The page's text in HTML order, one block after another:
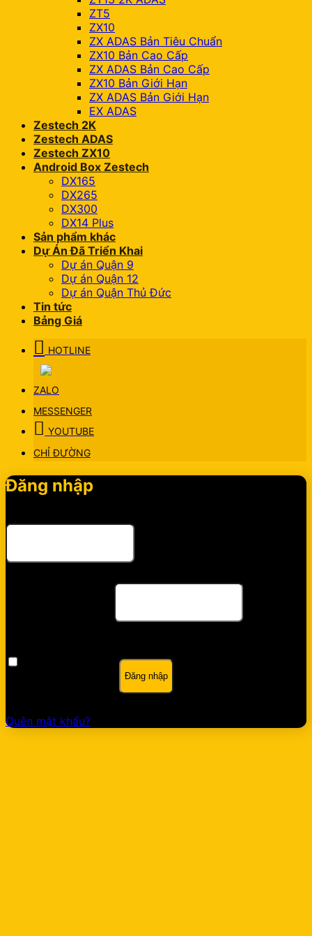
ZT5
ZX10
ZX ADAS Bản Tiêu Chuẩn
ZX10 Bản Cao Cấp
ZX ADAS Bản Cao Cấp
ZX10 Bản Giới Hạn
ZX ADAS Bản Giới Hạn
EX ADAS
Zestech 2K
Zestech ADAS
Zestech ZX10
Android Box Zestech
DX165
DX265
DX300
DX14 Plus
Sản phẩm khác
Dự Án Đã Triển Khai
Dự án Quận 9
Dự án Quận 12
Dự án Quận Thủ Đức
Tin tức
Bảng Giá
HOTLINE
ZALO
MESSENGER
YOUTUBE
CHỈ ĐƯỜNG
Đăng nhập
Đăng nhập
Quên mật khẩu?